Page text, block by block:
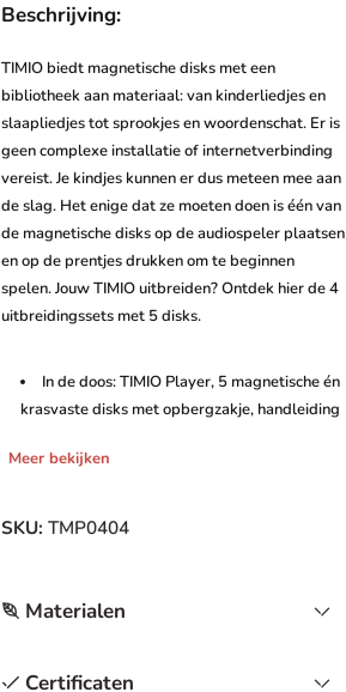
Beschrijving:
TIMIO biedt magnetische disks met een
bibliotheek aan materiaal: van kinderliedjes en
slaapliedjes tot sprookjes en woordenschat. Er is
geen complexe installatie of internetverbinding
vereist. Je kindjes kunnen er dus meteen mee aan
de slag. Het enige dat ze moeten doen is één van
de magnetische disks op de audiospeler plaatsen
en op de prentjes drukken om te beginnen
spelen. Jouw TIMIO uitbreiden? Ontdek hier de 4
uitbreidingssets met 5 disks.
In de doos: TIMIO Player, 5 magnetische én
krasvaste disks met opbergzakje, handleiding
Inbegrepen schijven boerderijdieren,
klassieke muziek, voertuigen,
Inclusief 8 verschillende talen: Nederlands,
Meer bekijken
SKU: TMP0404
Materialen
Certificaten